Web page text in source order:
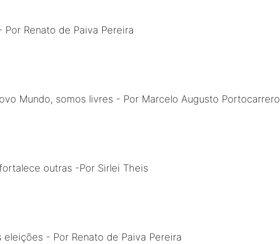
Renato de Paiva Pereira
Mundo, somos livres - Por Marcelo Augusto Portocarrero
outras -Por Sirlei Theis
eleições - Por Renato de Paiva Pereira